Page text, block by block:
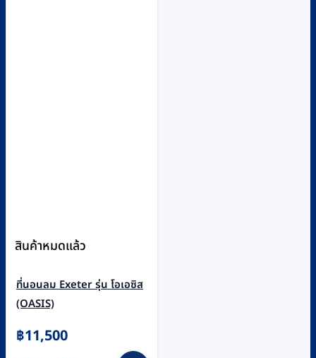
สินค้าหมดแล้ว
ที่นอนลม Exeter รุ่น โอเอซิส
(OASIS)
฿11,500